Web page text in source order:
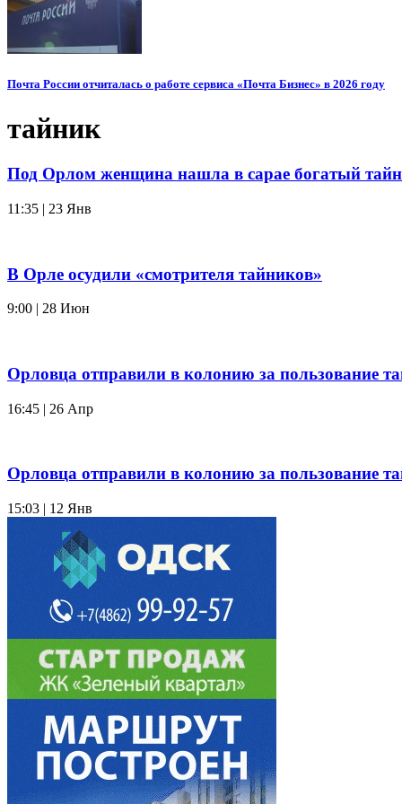
Почта России отчиталась о работе сервиса «Почта Бизнес» в 2026 году
тайник
Под Орлом женщина нашла в сарае богатый
11:35 | 23 Янв
В Орле осудили «смотрителя тайников»
9:00 | 28 Июн
Орловца отправили в колонию за пользование
16:45 | 26 Апр
Орловца отправили в колонию за пользование
15:03 | 12 Янв